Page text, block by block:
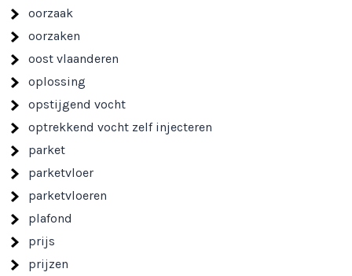
oorzaak
oorzaken
oost vlaanderen
oplossing
opstijgend vocht
optrekkend vocht zelf injecteren
parket
parketvloer
parketvloeren
plafond
prijs
prijzen